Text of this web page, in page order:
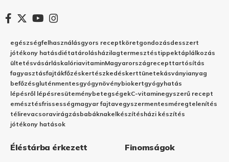
egészségfelhasználásgyors receptköretgondozásdesszert
jótékony hatásdiétatárolásházilagtermesztéstippektáplálkozás
ültetésvásárláskalóriavitaminMagyarországrecepttartósítás
fagyasztásfajtákfőzéskertészkedéskerttünetekásványianyag
befőzésgluténmentesgyógynövénybiokertgyógyhatás
lépésről lépésresüteménybetegségekC-vitaminegyszerű recept
emésztésfrissességmagyar fajtavegyszermentesméregtelenítés
télirevacsoravirágzásbabáknakelkészítésházi készítés
jótékony hatások
Éléstárba érkezett Finomságok